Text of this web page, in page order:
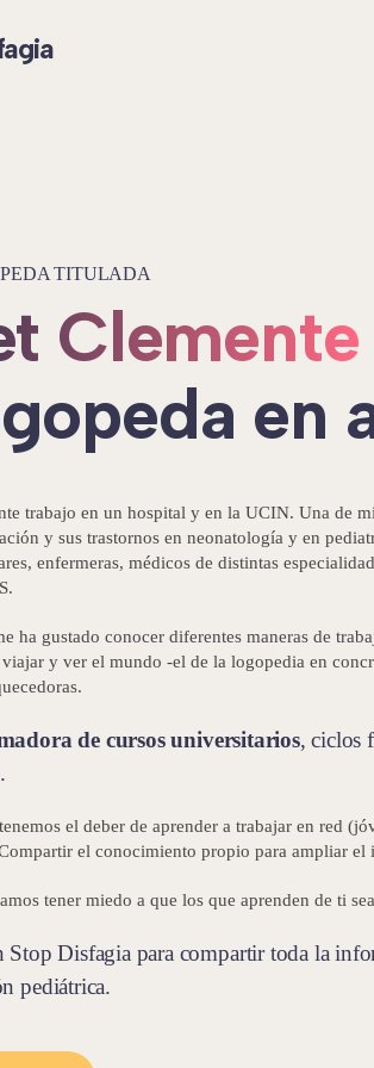
TITULADA
Clemente
en
trabajo en un hospital y en la UCIN. Una de
y sus trastornos en neonatología y en
enfermeras, médicos de distintas
ha gustado conocer diferentes maneras de
y ver el mundo -el de la logopedia en
de cursos universitarios, ciclos
el deber de aprender a trabajar en red
el conocimiento propio para ampliar el
tener miedo a que los que aprenden de ti
Stop Disfagia para compartir toda la
pediátrica.